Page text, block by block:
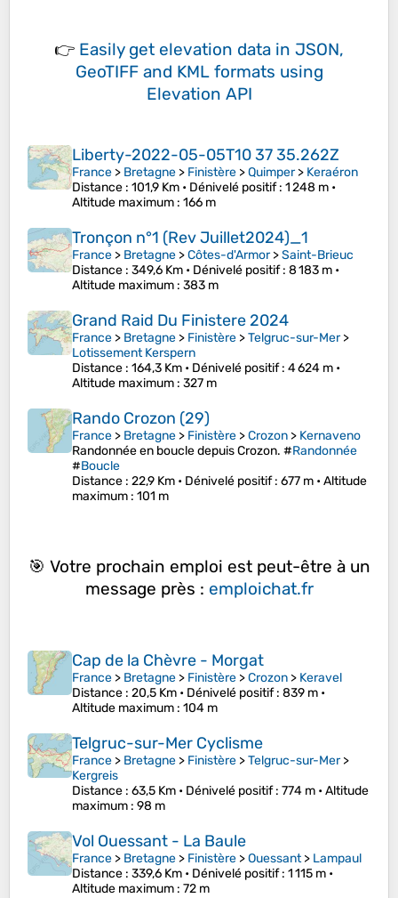
👉 Easily get elevation data in JSON,
GeoTIFF and KML formats using
Elevation API
Liberty-2022-05-05T10 37 35.262Z
France > Bretagne > Finistère >Quimper> Keraéron
Distance : 101,9 Km • Dénivelé positif: 1 248 m •
Altitude maximum : 166 m
Tronçon n°1 (Rev Juillet2024)_1
France > Bretagne >Côtes-d'Armor>Saint-Brieuc
Distance : 349,6 Km • Dénivelé positif: 8 183 m •
Altitude maximum : 383 m
Grand Raid Du Finistere 2024
France > Bretagne > Finistère >Telgruc-sur-Mer>
Lotissement Kerspern
Distance : 164,3 Km • Dénivelé positif: 4 624 m •
Altitude maximum : 327 m
Rando Crozon (29)
France > Bretagne > Finistère >Crozon > Kernaveno
Randonnée en boucle depuis Crozon. #Randonnée
#Boucle
Distance : 22,9 Km • Dénivelé positif: 677 m •Altitude
maximum : 101 m
🎯 Votre prochain emploi est peut-être à un
message près : emploichat.fr
Cap de la Chèvre - Morgat
France > Bretagne > Finistère >Crozon > Keravel
Distance : 20,5 Km • Dénivelé positif: 839 m •
Altitude maximum : 104 m
Telgruc-sur-Mer Cyclisme
France > Bretagne > Finistère >Telgruc-sur-Mer>
Kergreis
Distance : 63,5 Km • Dénivelé positif: 774 m •Altitude
maximum : 98 m
Vol Ouessant - La Baule
France > Bretagne > Finistère >Ouessant> Lampaul
Distance : 339,6 Km • Dénivelé positif: 1 115 m •
Altitude maximum : 72 m